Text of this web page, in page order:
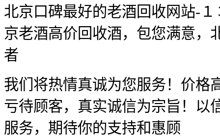
北京口碑最好的老酒回收网站-
京老酒高价回收酒，包您满意，
者
我们将热情真诚为您服务！价格
亏待顾客，真实诚信为宗旨！以
服务，期待你的支持和惠